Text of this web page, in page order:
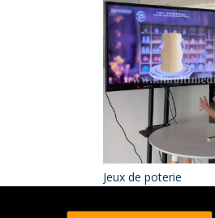
Jeux de poterie